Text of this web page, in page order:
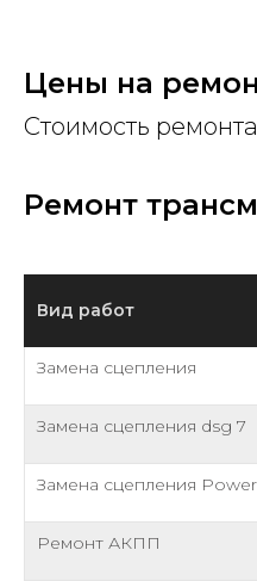
Цены на
Стоимость
Ремонт
Вид работ
Замена сцепления
Замена сцепления dsg 7
Замена сцепления
Ремонт АКПП